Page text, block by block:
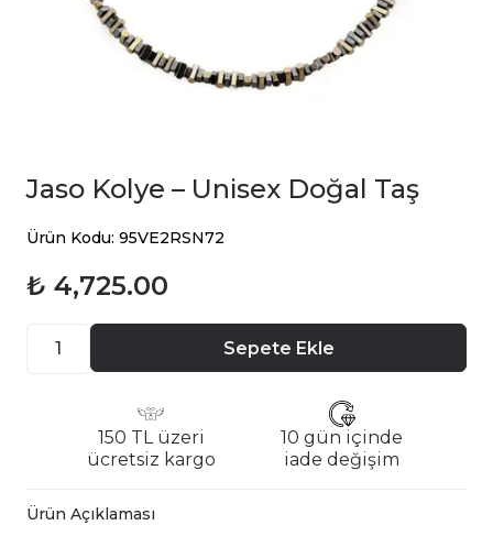
Jaso Kolye – Unisex Doğal Taş
Ürün Kodu: 95VE2RSN72
₺ 4,725.00
Sepete Ekle
150 TL üzeri
ücretsiz kargo
10 gün içinde
iade değişim
Ürün Açıklaması